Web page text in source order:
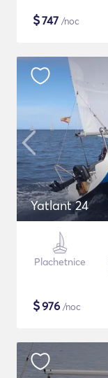
$747 /noc
Yatlant 24
Plachetnice
$976 /noc